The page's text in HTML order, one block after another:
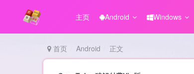
主页 Android Windows
首页 Android 正文